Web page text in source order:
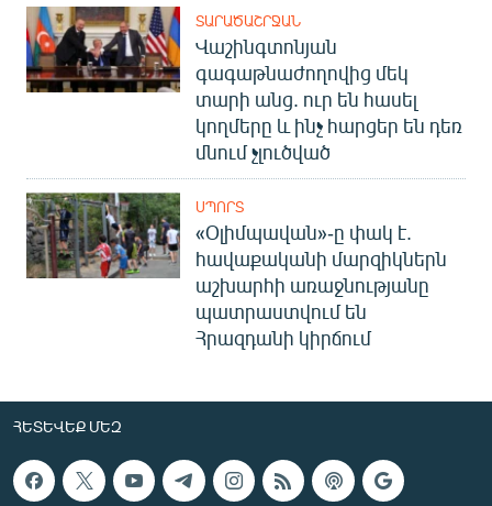
ՏԱՐԱԾԱՇՐՋԱՆ
Վաշինգտոնյան
գագաթնաժողովից մեկ
տարի անց. ուր են հասել
կողմերը և ինչ հարցեր են դեռ
մնում չլուծված
ՍՊՈՐՏ
«Օլիմպավան»-ը փակ է.
հավաքականի մարզիկներն
աշխարհի առաջնությանը
պատրաստվում են
Հրազդանի կիրճում
ՀԵՏԵՎԵՔ ՄԵԶ